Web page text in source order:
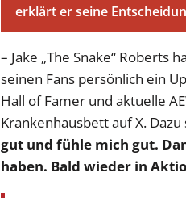
erklärt er seine
– Jake „The Snake“
seinen Fans persönlich ein
Hall of Famer und aktuelle
Krankenhausbett auf X.
gut und fühle mich gut.
haben. Bald wieder in